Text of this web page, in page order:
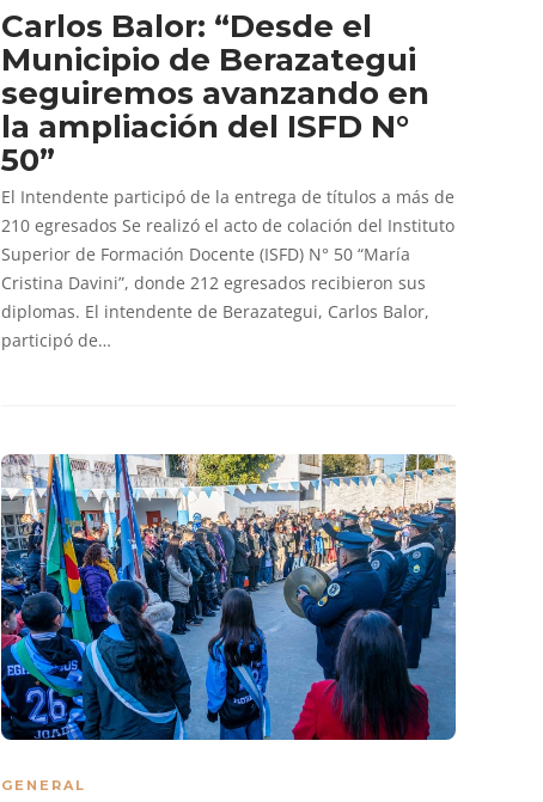
Carlos Balor: “Desde el
Municipio de Berazategui
seguiremos avanzando en
la ampliación del ISFD N°
50”
El Intendente participó de la entrega de títulos a más de
210 egresados Se realizó el acto de colación del Instituto
Superior de Formación Docente (ISFD) N° 50 “María
Cristina Davini”, donde 212 egresados recibieron sus
diplomas. El intendente de Berazategui, Carlos Balor,
participó de…
GENERAL